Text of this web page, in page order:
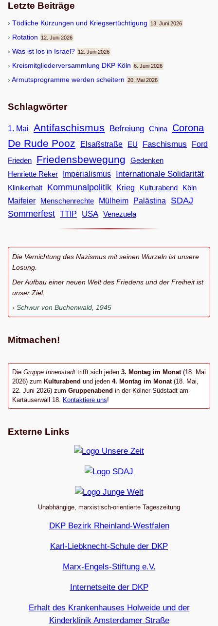
Letzte Beiträge
Töd­li­che Kür­zun­gen und Kriegsertüchtigung 13. Juni 2026
Rota­tion 12. Juni 2026
Was ist los in Israel? 12. Juni 2026
Kreis­mit­glie­der­ver­samm­lung DKP Köln 6. Juni 2026
Armuts­pro­gramme wer­den scheitern 20. Mai 2026
Schlagwörter
1. Mai Antifaschismus Befreiung China Corona
De Rude Pooz Elsaßstraße EU Faschismus
Ford
Frieden
Friedensbewegung
Gedenken
Henriette Reker
Imperialismus Internationale Solidarität
Klinikerhalt Kommunalpolitik Krieg Kulturabend
Köln
Maifeier
Menschenrechte Mülheim Palästina
SDAJ
Sommerfest TTIP USA Venezuela
Die Vernichtung des Nazismus mit seinen Wurzeln ist unsere
Losung.
Der Aufbau einer neuen Welt des Friedens und der Freiheit ist
unser Ziel.
Schwur von Buchenwald, 1945
Mitmachen!
Die Gruppe Innenstadt trifft sich jeden 3. Montag im Monat (18. Mai
2026) zum Kulturabend und jeden 4. Montag im Monat(18. Mai,
22. Juni 2026) zum Gruppenabend in der Kölner Südstadt am
Kartäuserwall 18.
Kontaktiere uns!
Externe Links
Unabhängige, marxistisch-orientierte Tageszeitung
DKP Bezirk Rheinland-Westfalen
Karl-Liebknecht-Schule der DKP
Marx-Engels-Stiftung e.V.
Internetseite der DKP
Erhalt des Krankenhauses Holweide und der
Kinderklinik Amsterdamer Straße